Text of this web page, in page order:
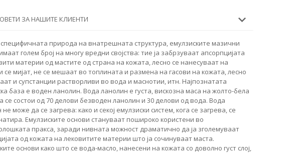
ЗА НАШИТЕ КЛИЕНТИ
природа на внатрешната структура, емулзиските мазични
голем број на многу вредни својства: тие ја забрзуваат апсорпцијата
материи од мастите од страна на кожата, лесно се нанесуваат на
се мијат, не се мешаат во топлината и размена на гасови на кожата, лесно
и супстанции растворливи во вода и маснотии, итн. Најпознатата
база е воден ланолин. Вода ланолин е густа, вискозна маса на жолто-бела
се состои од 70 делови безводен ланолин и 30 делови од вода. Вода
може да се загрева: како и секој емулзиски систем, кога се загрева, се
Емулзиските основи стануваат пошироко користени во
пракса, заради нивната можност драматично да ја зголемуваат
од кожата на лековитите материи што ја сочинуваат маста.
основи како што се вода-масло, нанесени на кожата со доволно густ слој,